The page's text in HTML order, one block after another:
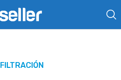
FILTRACIÓN